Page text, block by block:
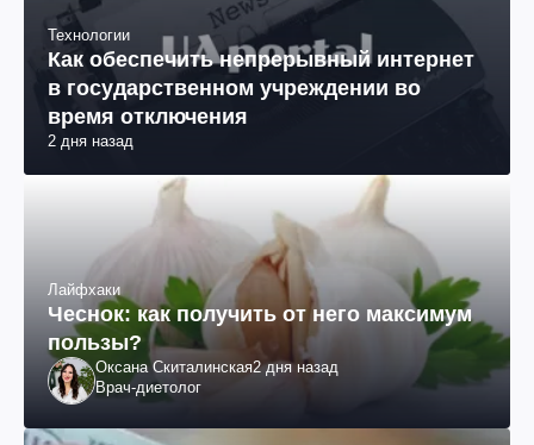
Технологии
Как обеспечить непрерывный интернет
в государственном учреждении во
время отключения
2 дня назад
Лайфхаки
Чеснок: как получить от него максимум
пользы?
Оксана Скиталинская2 дня назад
Врач-диетолог